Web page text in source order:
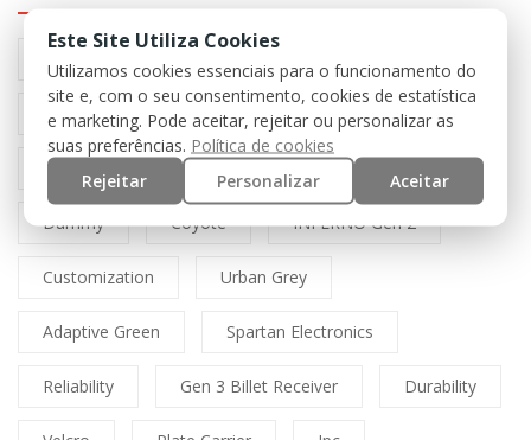
Preto Black
Multicam Mfh Boné Cordura
Lasercut Spitfire Direct Action
Dummy Coyote INFERNO Gen 2
Customization Urban Grey
Adaptive Green Spartan Electronics
Reliability Gen 3 Billet Receiver Durability
Este Site Utiliza Cookies
Utilizamos cookies essenciais para o funcionamento do
site e, com o seu consentimento, cookies de estatística
e marketing. Pode aceitar, rejeitar ou personalizar as
suas preferências. Política de cookies
Rejeitar
Personalizar Aceitar